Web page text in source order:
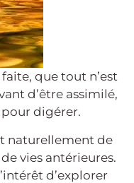
que tout n’est
d’être assimilé,
pour digérer.
naturellement de
vies antérieures.
d’explorer